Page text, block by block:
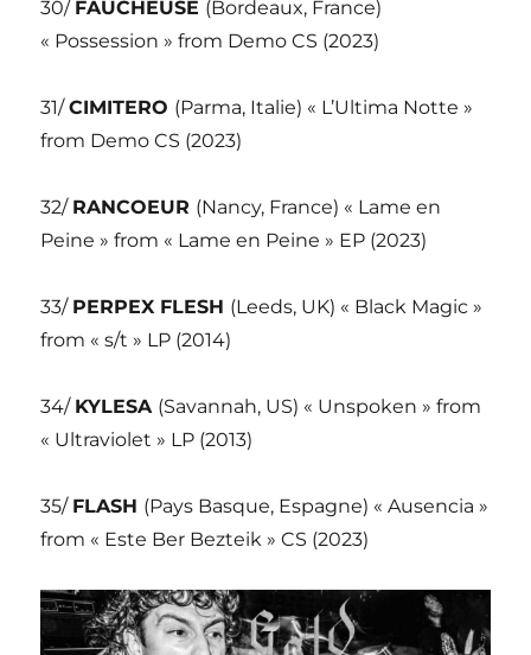
30/ FAUCHEUSE (Bordeaux, France)
« Possession » from Demo CS (2023)
31/CIMITERO (Parma, Italie) « L’Ultima Notte »
from Demo CS (2023)
32/ RANCOEUR (Nancy, France) « Lame en
Peine » from « Lame en Peine » EP (2023)
33/ PERPEX FLESH (Leeds, UK) « Black Magic »
from « s/t » LP (2014)
34/ KYLESA (Savannah, US) « Unspoken » from
« Ultraviolet » LP (2013)
35/ FLASH (Pays Basque, Espagne) « Ausencia »
from « Este Ber Bezteik » CS (2023)